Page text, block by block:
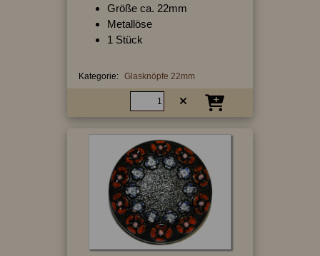
Größe ca. 22mm
Metallöse
1 Stück
Kategorie: Glasknöpfe 22mm